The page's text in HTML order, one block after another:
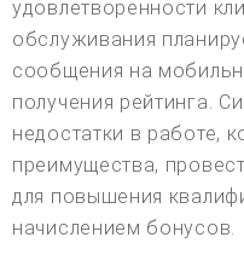
удовлетворенности
обслуживания
сообщения на
получения рейтинга.
недостатки в работе,
преимущества,
для повышения
начислением бонусов.